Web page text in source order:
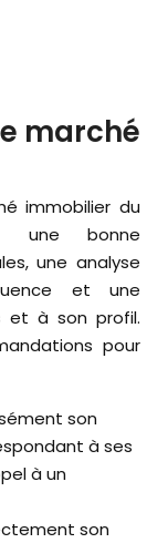
marché
immobilier du
une bonne
une analyse
et une
et à son profil.
pour
son
à ses
à un
son